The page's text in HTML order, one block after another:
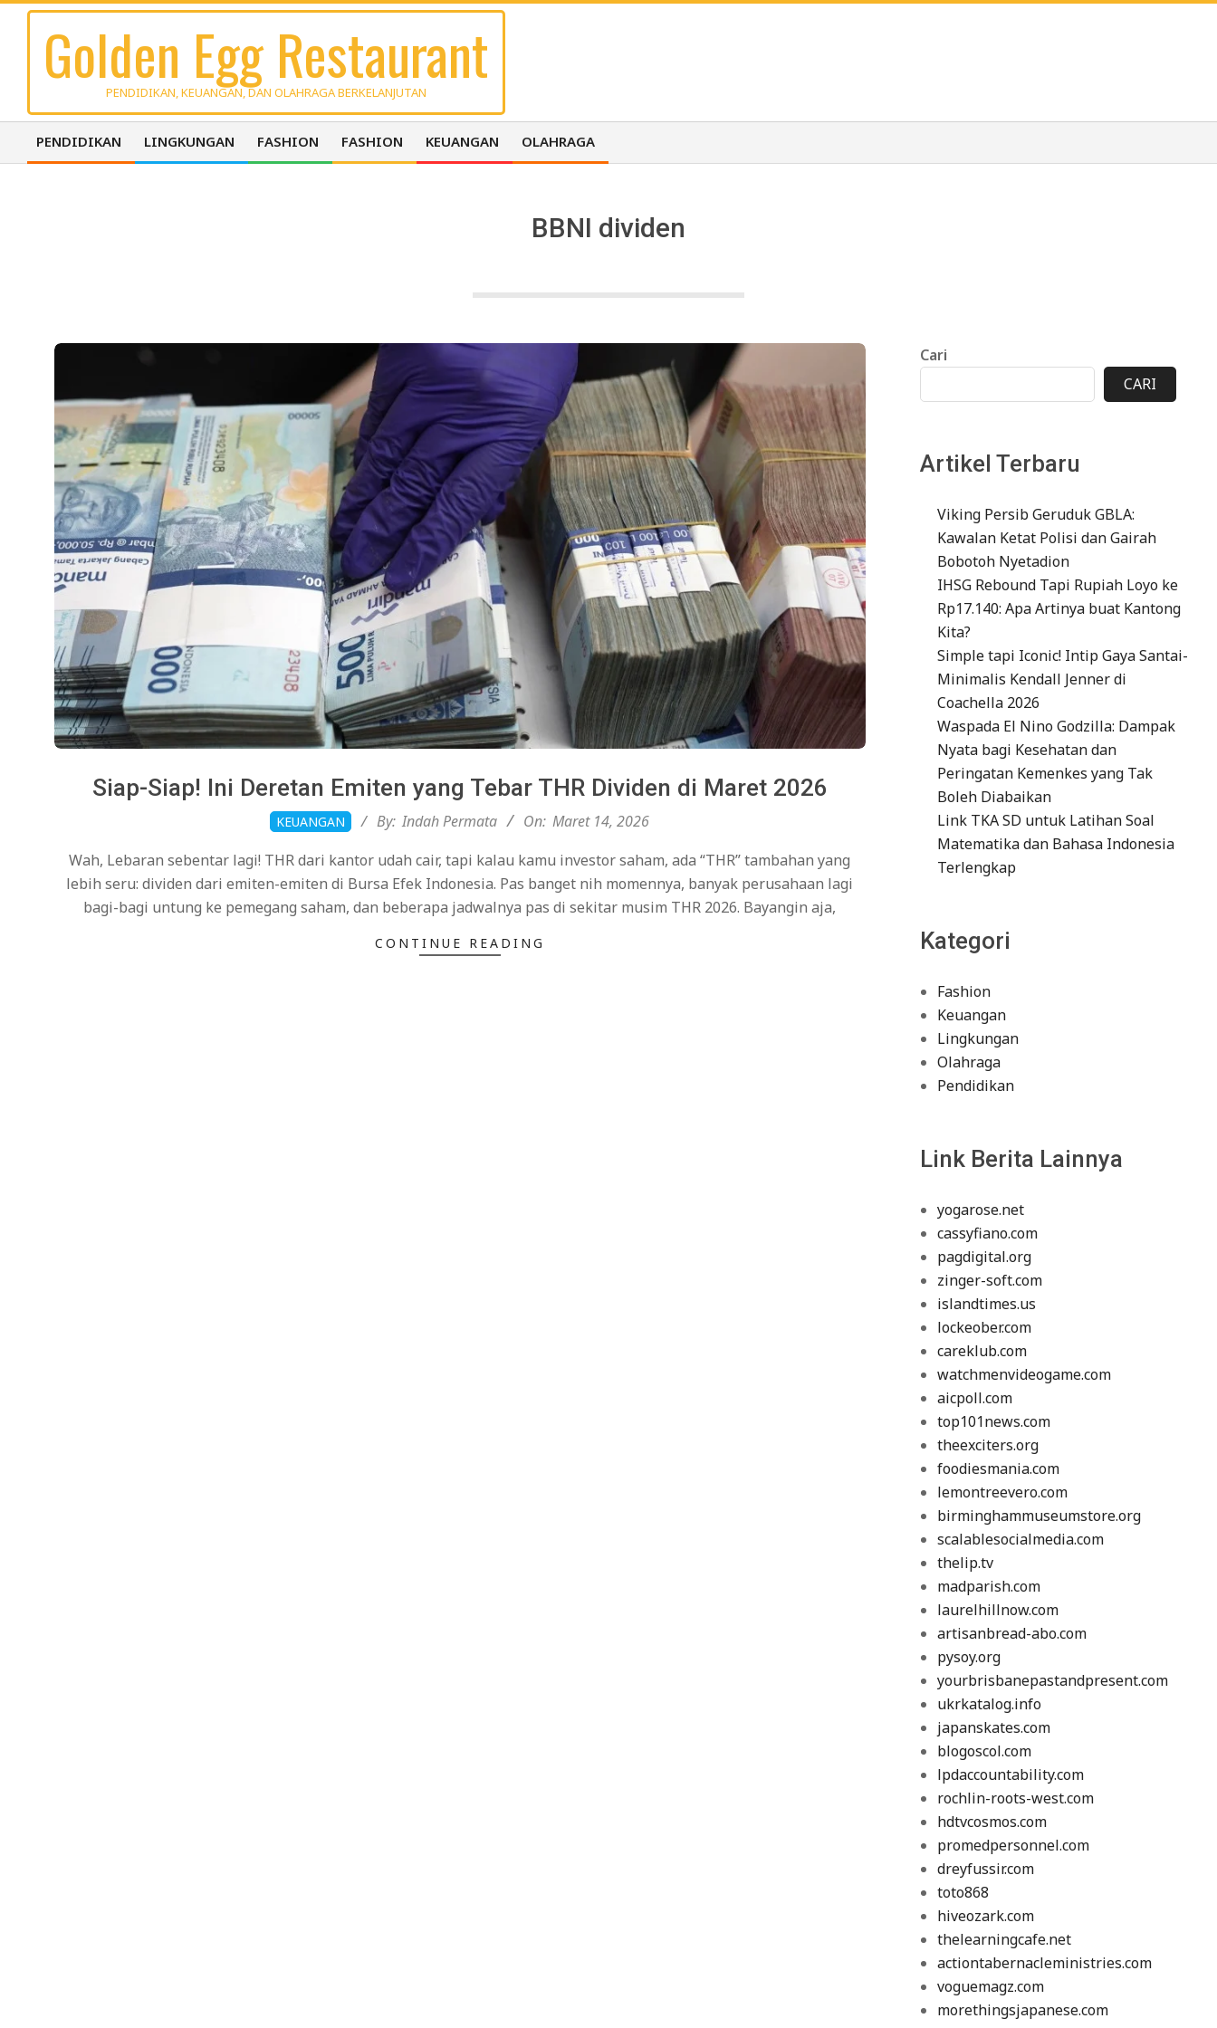
Skip
contentGolden Egg Restaurant
PENDIDIKAN, KEUANGAN, DAN OLAHRAGA BERKELANJUTAN
Primary
PENDIDIKAN LINGKUNGAN FASHION FASHION KEUANGAN OLAHRAGA
BBNI dividen
Siap-Siap! Ini Deretan Emiten yang Tebar THR Dividen di Maret 2026
14
KEUANGAN By: Indah Permata On: Maret 14, 2026
Wah, Lebaran sebentar lagi! THR dari kantor udah cair, tapi kalau kamu investor saham, ada “THR” tambahan yang
lebih seru: dividen dari emiten-emiten di Bursa Efek Indonesia. Pas banget nih momennya, banyak perusahaan lagi
bagi-bagi untung ke pemegang saham, dan beberapa jadwalnya pas di sekitar musim THR 2026. Bayangin aja,
CONTINUE READING
Cari
CARI
Artikel Terbaru
Viking Persib Geruduk GBLA:
Kawalan Ketat Polisi dan Gairah
Bobotoh Nyetadion
IHSG Rebound Tapi Rupiah Loyo ke
Rp17.140: Apa Artinya buat Kantong
Kita?
Simple tapi Iconic! Intip Gaya Santai-
Minimalis Kendall Jenner di
Coachella 2026
Waspada El Nino Godzilla: Dampak
Nyata bagi Kesehatan dan
Peringatan Kemenkes yang Tak
Boleh Diabaikan
Link TKA SD untuk Latihan Soal
Matematika dan Bahasa Indonesia
Terlengkap
Kategori
Fashion
Keuangan
Lingkungan
Olahraga
Pendidikan
Link Berita Lainnya
yogarose.net
cassyfiano.com
pagdigital.org
zinger-soft.com
islandtimes.us
lockeober.com
careklub.com
watchmenvideogame.com
aicpoll.com
top101news.com
theexciters.org
foodiesmania.com
lemontreevero.com
birminghammuseumstore.org
scalablesocialmedia.com
thelip.tv
madparish.com
laurelhillnow.com
artisanbread-abo.com
pysoy.org
yourbrisbanepastandpresent.com
ukrkatalog.info
japanskates.com
blogoscol.com
lpdaccountability.com
rochlin-roots-west.com
hdtvcosmos.com
promedpersonnel.com
dreyfussir.com
toto868
hiveozark.com
thelearningcafe.net
actiontabernacleministries.com
voguemagz.com
morethingsjapanese.com